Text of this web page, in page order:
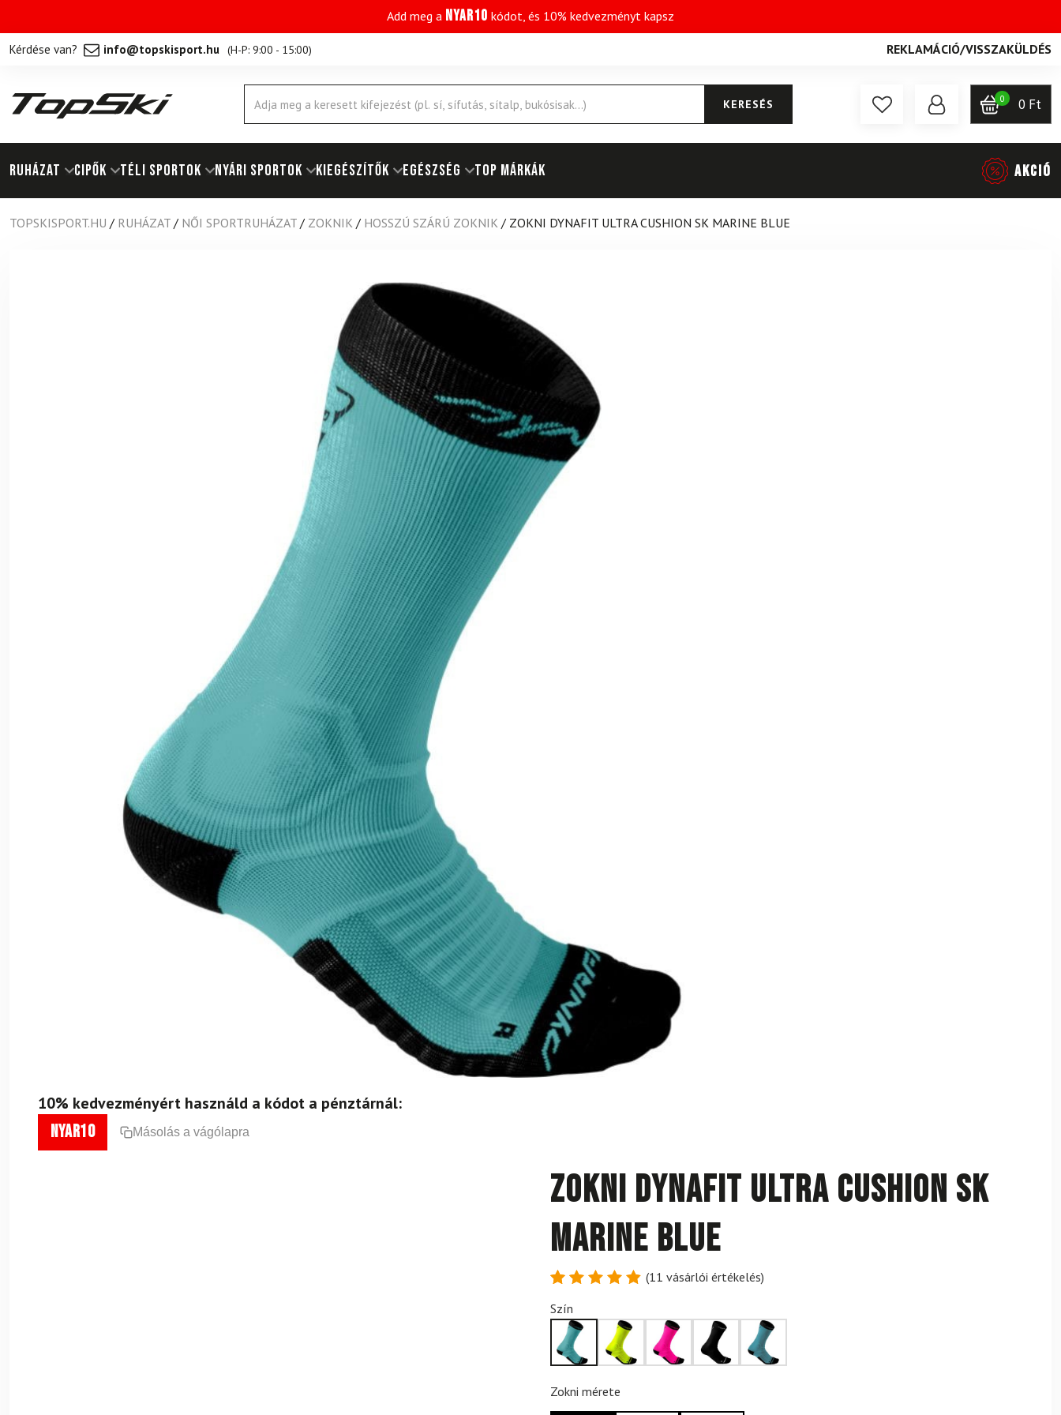
Add meg a NYAR10 kódot, és 10% kedvezményt kapsz
Kérdése van? info@topskisport.hu (H-P: 9:00 - 15:00) REKLAMÁCIÓ/VISSZAKÜLDÉS
Products
search
KERESÉS 0 0 Ft
RUHÁZAT Cipők TÉLI SPORTOK NYÁRI SPORTOK KIEGÉSZÍTŐK EGÉSZSÉG Top márkák AKCIÓ
TOPSKISPORT.HU / RUHÁZAT / NŐI SPORTRUHÁZAT / ZOKNIK / HOSSZÚ SZÁRÚ ZOKNIK / ZOKNI DYNAFIT ULTRA CUSHION SK MARINE BLUE
10% kedvezményért használd a kódot a pénztárnál:
nyar10 Másolás a vágólapra
Zokni DYNAFIT Ultra Cushion SK
Marine Blue
4.91
5-ből,
értékelés
alapján
(11 vásárlói értékelés)
Szín
Zokni mérete